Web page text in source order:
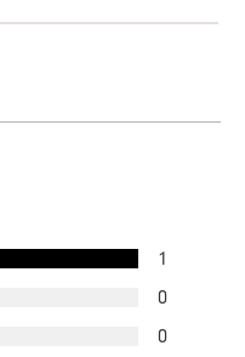
1
0
0